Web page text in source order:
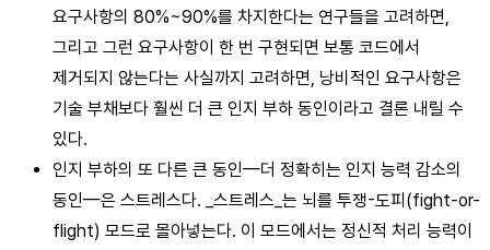
요구사항의 80%~90%를 차지한다는 연구들을 고려하면,
그리고 그런 요구사항이 한 번 구현되면 보통 코드에서
제거되지 않는다는 사실까지 고려하면, 낭비적인 요구사항은
기술 부채보다 훨씬 더 큰 인지 부하 동인이라고 결론 내릴 수
있다.
인지 부하의 또 다른 큰 동인—더 정확히는 인지 능력 감소의
동인—은 스트레스다. _스트레스_는 뇌를 투쟁-도피(fight-or-
flight) 모드로 몰아넣는다. 이 모드에서는 정신적 처리 능력이